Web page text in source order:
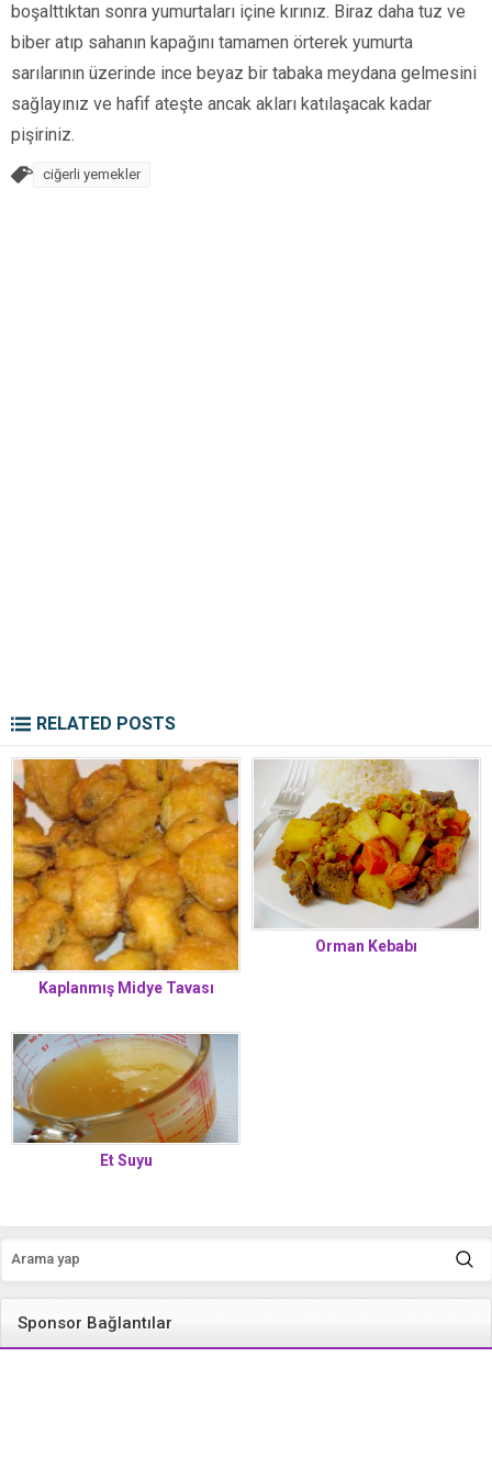
boşalttıktan sonra yumurtaları içine kırınız. Biraz daha tuz ve
biber atıp sahanın kapağını tamamen örterek yumurta
sarılarının üzerinde ince beyaz bir tabaka meydana gelmesini
sağlayınız ve hafif ateşte ancak akları katılaşacak kadar
pişiriniz.
ciğerli yemekler
RELATED POSTS
Kaplanmış Midye Tavası
Orman Kebabı
Et Suyu
Sponsor Bağlantılar